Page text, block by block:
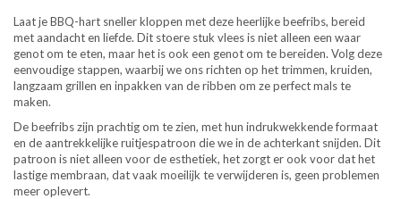
Laat je BBQ-hart sneller kloppen met deze heerlijke beefribs, bereid
met aandacht en liefde. Dit stoere stuk vlees is niet alleen een waar
genot om te eten, maar het is ook een genot om te bereiden. Volg deze
eenvoudige stappen, waarbij we ons richten op het trimmen, kruiden,
langzaam grillen en inpakken van de ribben om ze perfect mals te
maken.
De beefribs zijn prachtig om te zien, met hun indrukwekkende formaat
en de aantrekkelijke ruitjespatroon die we in de achterkant snijden. Dit
patroon is niet alleen voor de esthetiek, het zorgt er ook voor dat het
lastige membraan, dat vaak moeilijk te verwijderen is, geen problemen
meer oplevert.